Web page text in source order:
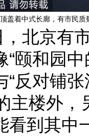
盖着中式长廊，有市民
北京有
“颐和园
“反对铺
主楼外
看到其中